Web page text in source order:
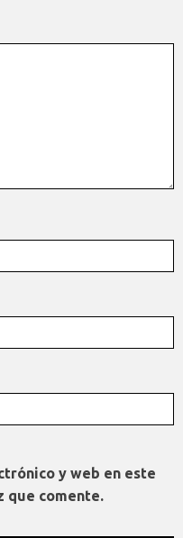
y web en este
que comente.